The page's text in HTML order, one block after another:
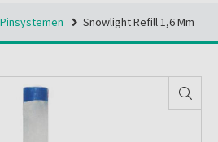
Pinsystemen Snowlight Refill 1,6 Mm